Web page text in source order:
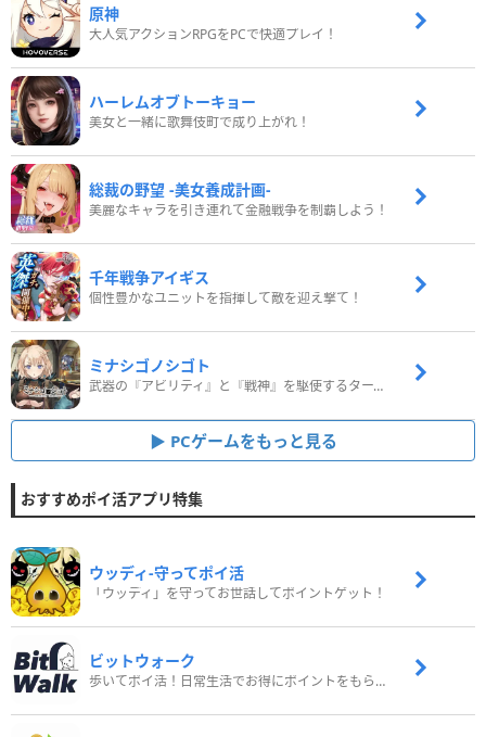
原神
大人気アクションRPGをPCで快適プレイ！
ハーレムオブトーキョー
美女と一緒に歌舞伎町で成り上がれ！
総裁の野望 -美女養成計画-
美麗なキャラを引き連れて金融戦争を制覇しよう！
千年戦争アイギス
個性豊かなユニットを指揮して敵を迎え撃て！
ミナシゴノシゴト
武器の『アビリティ』と『戦神』を駆使するターン制コマンドバトルRPG！
PCゲームをもっと見る
おすすめポイ活アプリ特集
ウッディ‐守ってポイ活
「ウッディ」を守ってお世話してポイントゲット！
ビットウォーク
歩いてポイ活！日常生活でお得にポイントをもらおう